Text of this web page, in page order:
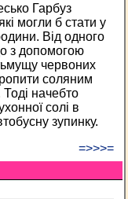
Гарбуз
могли б стати у
Від одного
з допомогою
червоних
соляним
начебто
солі в
зупинку.
=>>>=